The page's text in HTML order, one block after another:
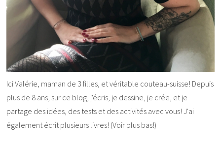
Ici Valérie, maman de 3 filles, et véritable couteau-suisse! Depuis
plus de 8 ans, sur ce blog, j'écris, je dessine, je crée, et je
partage des idées, des tests et des activités avec vous! J'ai
également écrit plusieurs livres! (Voir plus bas!)